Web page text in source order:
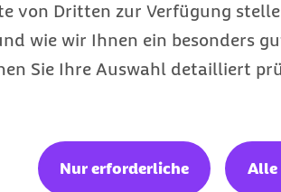
von Dritten zur Verfügung
wie wir Ihnen ein besonders
Sie Ihre Auswahl detailliert
Nur erforderliche Alle
Exklusive Beratung